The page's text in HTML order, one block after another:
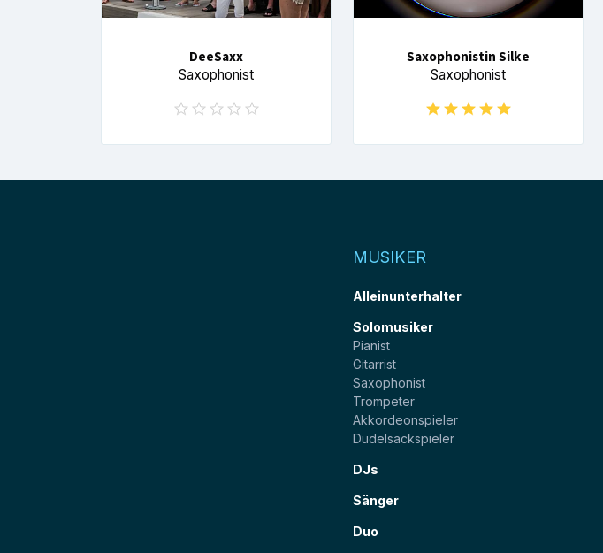
DeeSaxx
Saxophonist
Saxophonistin Silke
Saxophonist
MUSIKER
Alleinunterhalter
Solomusiker
Pianist
Gitarrist
Saxophonist
Trompeter
Akkordeonspieler
Dudelsackspieler
DJs
Sänger
Duo